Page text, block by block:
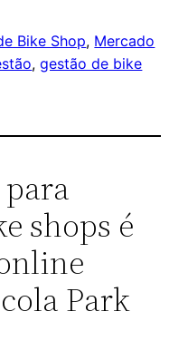
Bike Shop, Mercado
, gestão de bike
shops é
Park